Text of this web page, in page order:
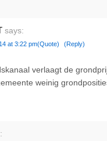
says:
at 3:22 pm(Quote) (Reply)
verlaagt de
weinig